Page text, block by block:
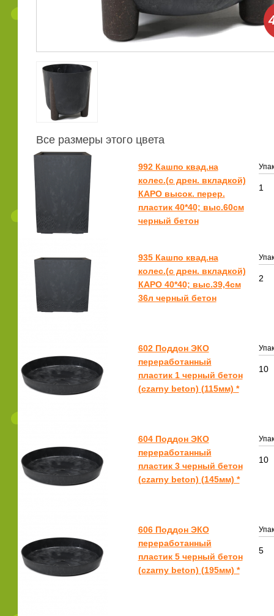
Все размеры этого цвета
992 Кашпо квад.на
колес.(с дрен. вкладкой)
КАРО высок. перер.
пластик 40*40; выс.60см
черный бетон
1
935 Кашпо квад.на
колес.(с дрен. вкладкой)
КАРО 40*40; выс.39,4см
36л черный бетон
2
602 Поддон ЭКО
переработанный
пластик 1 черный бетон
(czarny beton) (115мм) *
10
604 Поддон ЭКО
переработанный
пластик 3 черный бетон
(czarny beton) (145мм) *
10
606 Поддон ЭКО
переработанный
пластик 5 черный бетон
(czarny beton) (195мм) *
5